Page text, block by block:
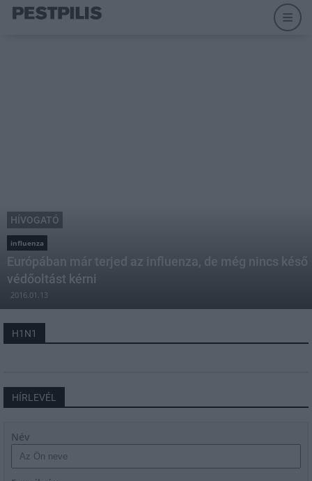
HÍVOGATÓ
influenza
Európában már terjed az influenza, de még nincs késő
védőoltást kérni
2016.01.13
H1N1
HÍRLEVÉL
Név